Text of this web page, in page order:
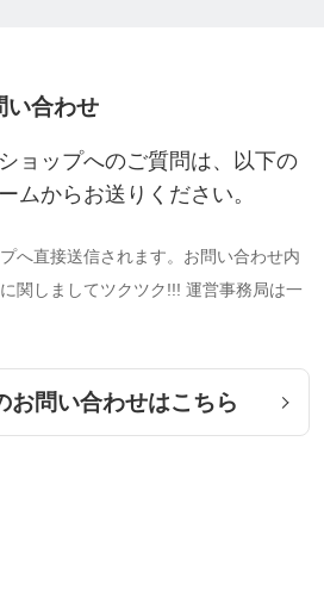
い合わせ
ョップへのご質問は、以下の
ムからお送りください。
へ直接送信されます。お問い合わせ内
関しましてツクツク!!! 運営事務局は一
お問い合わせはこちら